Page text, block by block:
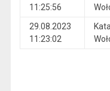
11:25:56
29.08.2023
11:23:02